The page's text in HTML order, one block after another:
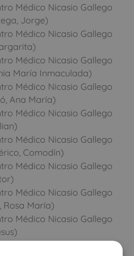
Médico Nicasio Gallego
Jorge)
Médico Nicasio Gallego
Médico Nicasio Gallego
María Inmaculada)
Médico Nicasio Gallego
Ana María)
Médico Nicasio Gallego
Médico Nicasio Gallego
Comodín)
Médico Nicasio Gallego
Médico Nicasio Gallego
Rosa María)
Médico Nicasio Gallego